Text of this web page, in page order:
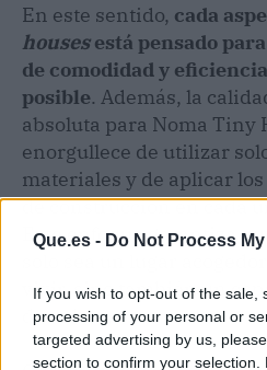
Que.es - Do Not Process
If you wish to opt-out of the sale,
processing of your personal or
targeted advertising by us,
section to confirm your
En este sentido, cada
housesestá pensado
de comodidad y
posible. Además, la
absoluta para Noma Tiny
enorgullece de utilizar
materiales y de aplicar
de construcción en cada
Este enfoque garantiza
vivir, sino también un
duradero.